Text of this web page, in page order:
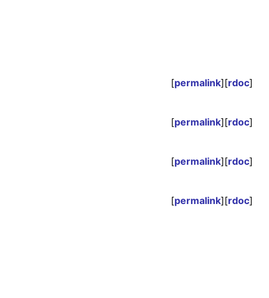
[permalink][rdoc]
[permalink][rdoc]
[permalink][rdoc]
[permalink][rdoc]